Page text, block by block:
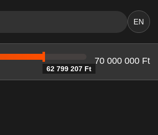
EN
62 799 207 Ft
70 000 000 Ft